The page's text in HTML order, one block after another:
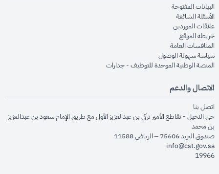
البيانات المفتوحةopens in new window
الأسئلة الشائعةopens in new window
علاقات الموردينopens in new window
خريطة الموقعopens in new window
المنافسات العامةopens in new window
سياسة سهولة الوصولopens in new window
المنصة الوطنية الموحدة للتوظيف - جداراتopens in new window
الاتصال والدعم
اتصل بنا
حي النخيل - تقاطع الأمير تركي بن عبدالعزيز الأول مع طريق الإمام سعود بن عبدالعزيز
بن محمد
صندوق البريد 75606 – الرياض 11588
info@cst.gov.sa
19966